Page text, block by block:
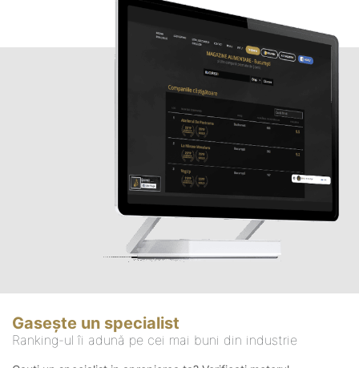
Gasește un specialist
Ranking-ul îi adună pe cei mai buni din industrie